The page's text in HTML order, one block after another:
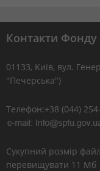
Контакти
01133, Kиїв, вул.
"Печерська")
Телефон:+38 (044)
Сукупний розмір
перевищувати 11 Мб